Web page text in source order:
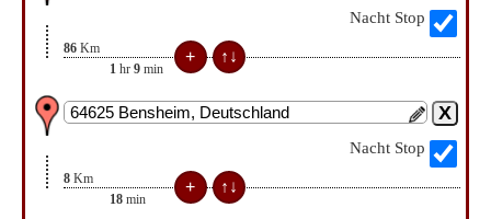
Nacht Stop
86 Km
1 hr 9 min
Nacht Stop
8 Km
18 min